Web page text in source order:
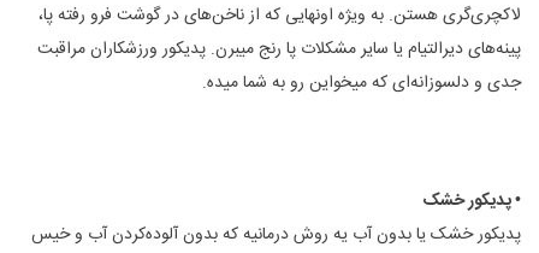
لاکچری‌گری هستن. به ویژه اونهایی که از ناخن‌های در گوشت فرو رفته پا،
پینه‌های دیرالتیام یا سایر مشکلات پا رنج میبرن. پدیکور ورزشکاران مراقبت
جدی و دلسوزانه‌ای که میخواین رو به شما میده.
• پدیکور خشک
پدیکور خشک یا بدون آب یه روش درمانیه که بدون آلوده‌کردن آب و خیس